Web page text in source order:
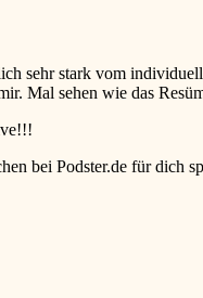
sehr stark vom
Mal sehen wie das
bei Podster.de für dich